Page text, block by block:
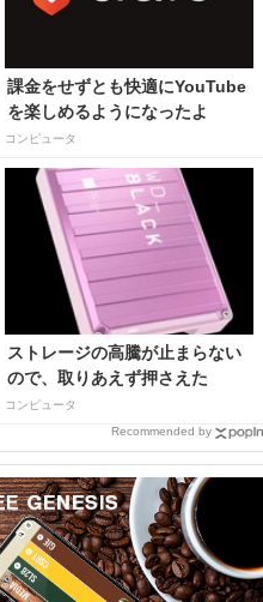
課金をせずとも快適にYouTube
を楽しめるようになったよ
コンピュータ
ストレージの高騰が止まらない
ので、取りあえず押さえた
コンピュータ
Recommended by